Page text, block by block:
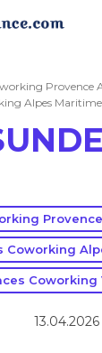
Provence
Alpes
Coworking
Coworking
13.04.2026